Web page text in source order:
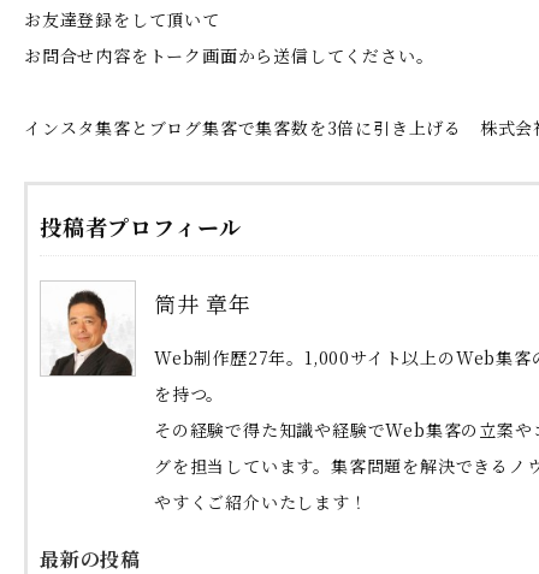
お友達登録をして頂いて
お問合せ内容をトーク画面から送信してください。
インスタ集客とブログ集客で集客数を3倍に引き上げる 株式会
投稿者プロフィール
筒井 章年
Web制作歴27年。1,000サイト以上のWeb集客
を持つ。
その経験で得た知識や経験でWeb集客の立案や
グを担当しています。集客問題を解決できるノ
やすくご紹介いたします！
最新の投稿